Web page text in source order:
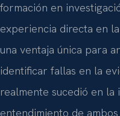
formación en
experiencia directa en
una ventaja única para
identificar fallas en la
realmente sucedió en
entendimiento de